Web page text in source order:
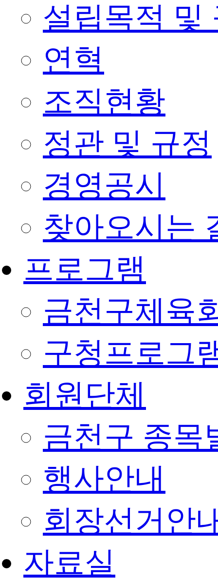
설립목적 및
연혁
조직현황
정관 및 규정
경영공시
찾아오시는
프로그램
금천구체육
구청프로그
회원단체
금천구 종목
행사안내
회장선거안
자료실